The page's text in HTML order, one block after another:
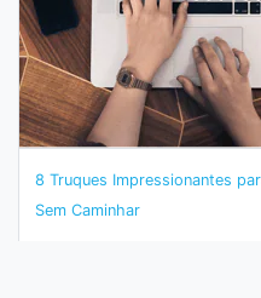
8 Truques Impressionantes
Sem Caminhar